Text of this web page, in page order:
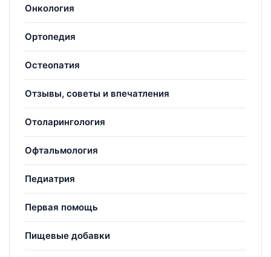
Онкология
Ортопедия
Остеопатия
Отзывы, советы и впечатления
Отоларингология
Офтальмология
Педиатрия
Первая помощь
Пищевые добавки